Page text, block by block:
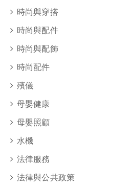
時尚與穿搭
時尚與配件
時尚與配飾
時尚配件
殯儀
母嬰健康
母嬰照顧
水機
法律服務
法律與公共政策